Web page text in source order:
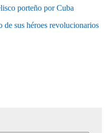
porteño por Cuba
de sus héroes revolucionarios